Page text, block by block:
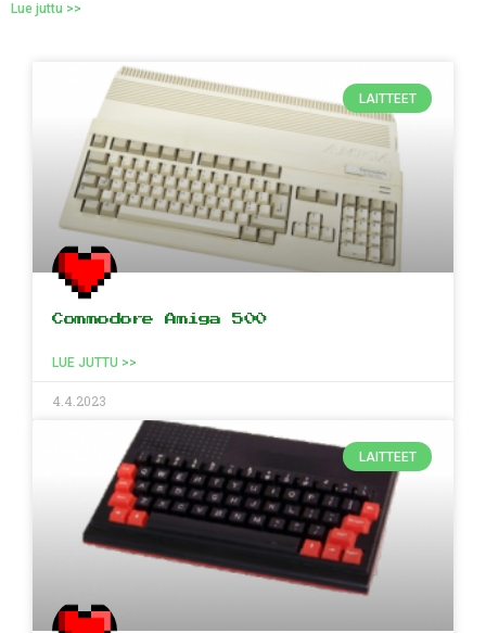
Lue juttu >>
LAITTEET
Commodore Amiga 500
LUE JUTTU >>
4.4.2023
LAITTEET